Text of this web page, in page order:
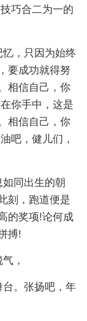
巧合二为一的
，只因为始终
要成功就得努
相信自己，你
你手中，这是
相信自己，你
吧，健儿们，
同出生的朝
刻，跑道便是
的奖项!论何成
搏!
，
。张扬吧，年